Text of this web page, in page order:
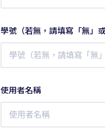
學號（若無，請填寫「無」
使用者名稱